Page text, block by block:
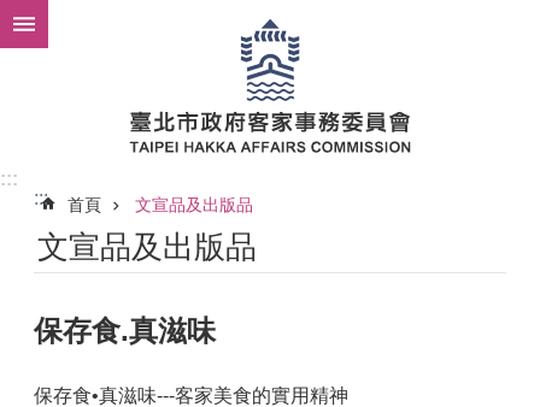
跳到主要內容區塊
:::
:::
首頁 文宣品及出版品
文宣品及出版品
保存食.真滋味
保存食•真滋味---客家美食的實用精神